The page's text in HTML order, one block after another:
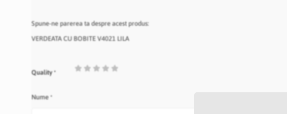
Spune-ne parerea ta despre acest produs:
VERDEATA CU BOBITE V4021 LILA
Quality
1
2
3
4
Nume